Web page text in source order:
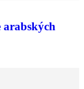
arabských